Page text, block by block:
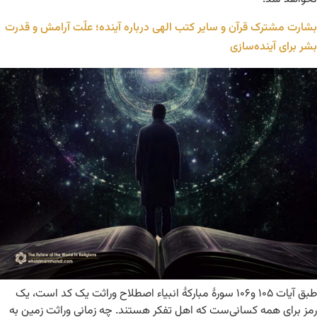
بشارت مشترک قرآن و سایر کتب الهی درباره آینده؛ علّت آرامش و قدرت
بشر برای آینده‌سازی
طبق آیات ۱۰۵ و۱۰۶ سورۀ مبارکۀ انبیاء اصطلاح وراثت یک کد است، یک
رمز برای همه کسانی‌ست که اهل تفکر هستند. چه زمانی وراثت زمین به